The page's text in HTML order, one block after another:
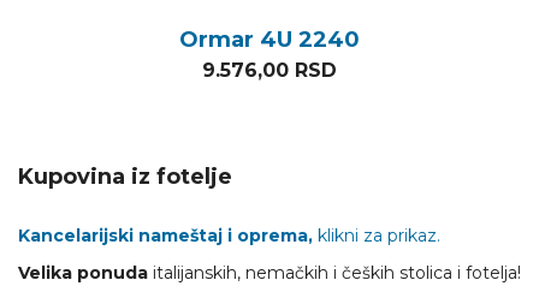
Ormar 4U 2240
9.576,00 RSD
Kupovina iz fotelje
Kancelarijski nameštaj i oprema, klikni za prikaz.
Velika ponuda italijanskih, nemačkih i čeških stolica i fotelja!